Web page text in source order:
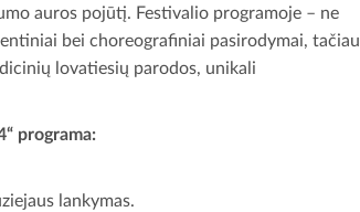
auros pojūtį. Festivalio programoje – ne
bei choreografiniai pasirodymai, tačiau
lovatiesių parodos, unikali
programa:
lankymas.